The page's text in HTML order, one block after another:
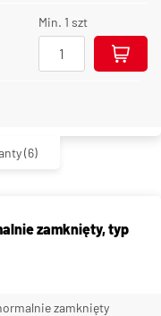
Min. 1 szt
(6)
zamknięty, typ
zamknięty